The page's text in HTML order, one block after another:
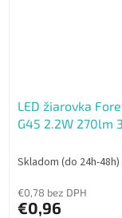
LED žiarovka
G45 2.2W 270lm
Skladom (do 24h-48h)
€0,78 bez DPH
€0,96